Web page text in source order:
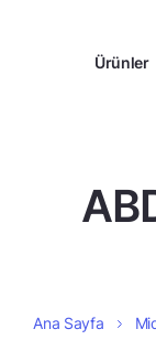
Ürünler
Ana Sayfa